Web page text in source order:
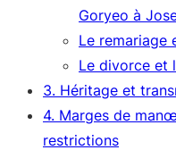
Goryeo à
Le remariage
Le divorce et
3. Héritage et
4. Marges de
restrictions